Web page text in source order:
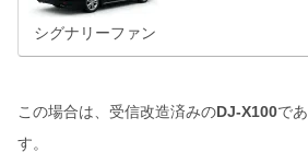
シグナリーファン
この場合は、受信改造済みのDJ-X100で
す。